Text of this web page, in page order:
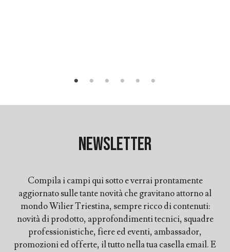
Newsletter
Compila i campi qui sotto e verrai prontamente
aggiornato sulle tante novità che gravitano attorno al
mondo Wilier Triestina, sempre ricco di contenuti:
novità di prodotto, approfondimenti tecnici, squadre
professionistiche, fiere ed eventi, ambassador,
promozioni ed offerte, il tutto nella tua casella email. E